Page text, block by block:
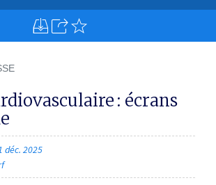
: écrans
déc. 2025